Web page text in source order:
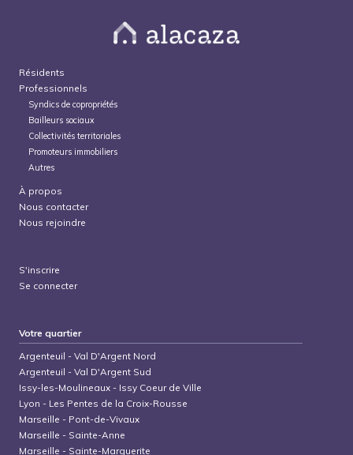
Résidents
Professionnels
Syndics de copropriétés
Bailleurs sociaux
Collectivités territoriales
Promoteurs immobiliers
Autres
À propos
Nous contacter
Nous rejoindre
S'inscrire
Se connecter
Votre quartier
Argenteuil -Val D'Argent Nord
Argenteuil -Val D'Argent Sud
Issy-les-Moulineaux - Issy Coeur de Ville
Lyon - Les Pentes de la Croix-Rousse
Marseille - Pont-de-Vivaux
Marseille - Sainte-Anne
Marseille - Sainte-Marguerite